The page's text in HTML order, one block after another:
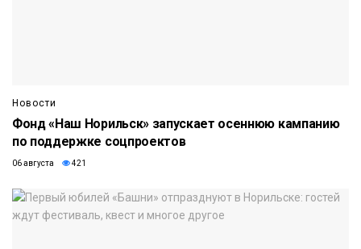
Новости
Фонд «Наш Норильск» запускает осеннюю кампанию
по поддержке соцпроектов
06 августа 421